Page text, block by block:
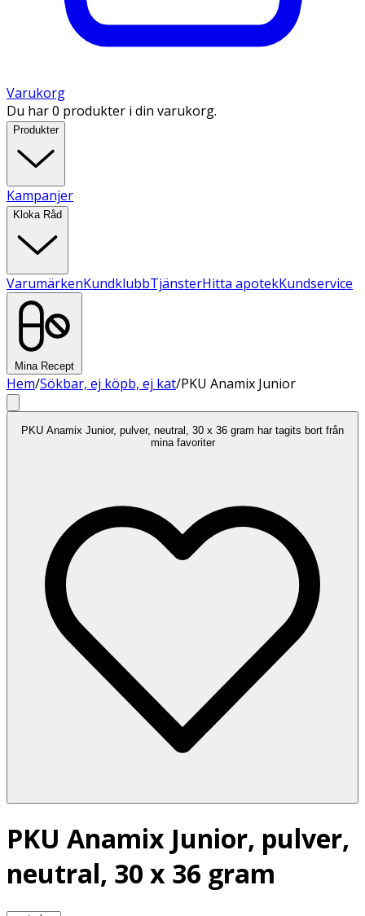
Varukorg
Du har 0 produkter i din varukorg.
Produkter
Kampanjer
Kloka Råd
VarumärkenKundklubbTjänsterHitta apotekKundservice
Mina Recept
Hem/Sökbar, ej köpb, ej kat/PKU Anamix Junior
PKU Anamix Junior, pulver, neutral, 30 x 36 gram har tagits bort från
mina favoriter
PKU Anamix Junior, pulver,
neutral, 30 x 36 gram